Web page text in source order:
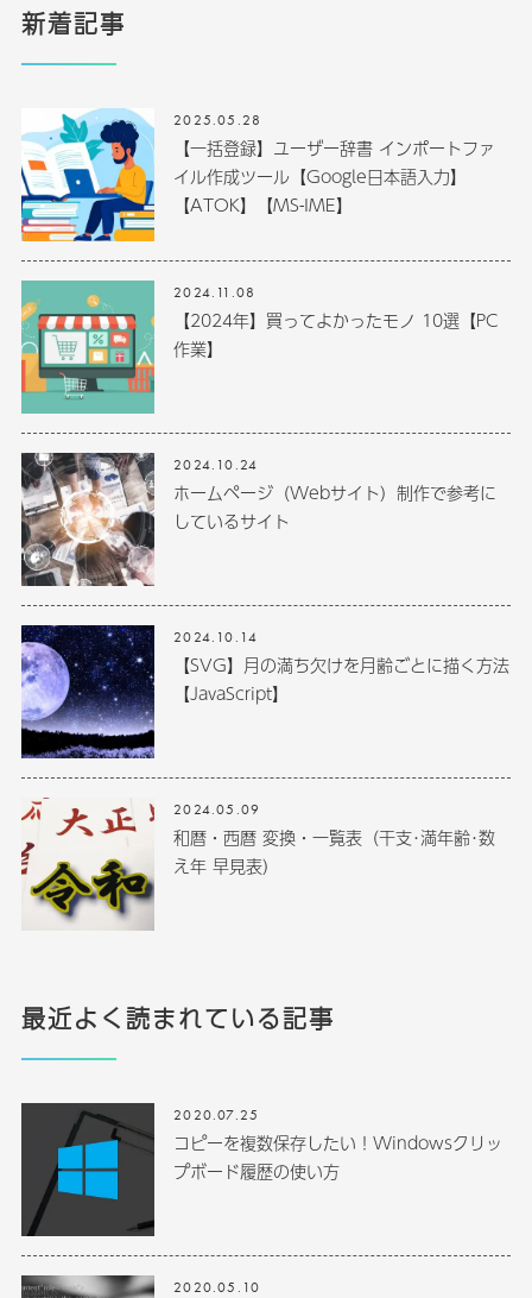
新着記事
2025.05.28
【一括登録】ユーザー辞書 インポートファ
イル作成ツール【Google日本語入力】
【ATOK】【MS-IME】
2024.11.08
【2024年】買ってよかったモノ 10選【PC
作業】
2024.10.24
ホームページ（Webサイト）制作で参考に
しているサイト
2024.10.14
【SVG】月の満ち欠けを月齢ごとに描く方法
【JavaScript】
2024.05.09
和暦・西暦 変換・一覧表（干支･満年齢･数
え年 早見表）
最近よく読まれている記事
2020.07.25
コピーを複数保存したい！Windowsクリッ
プボード履歴の使い方
2020.05.10